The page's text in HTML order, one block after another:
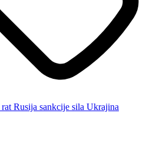
rat Rusija sankcije sila Ukrajina